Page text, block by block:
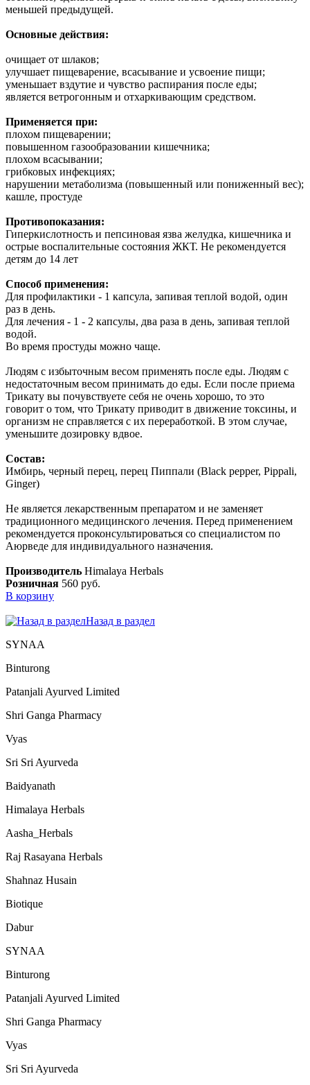
меньшей предыдущей.
Основные действия:
очищает от шлаков;
улучшает пищеварение, всасывание и усвоение пищи;
уменьшает вздутие и чувство распирания после еды;
является ветрогонным и отхаркивающим средством.
Применяется при:
плохом пищеварении;
повышенном газообразовании кишечника;
плохом всасывании;
грибковых инфекциях;
нарушении метаболизма (повышенный или пониженный вес);
кашле, простуде
Противопоказания:
Гиперкислотность и пепсиновая язва желудка, кишечника и
острые воспалительные состояния ЖКТ. Не рекомендуется
детям до 14 лет
Способ применения:
Для профилактики - 1 капсула, запивая теплой водой, один
раз в день.
Для лечения - 1 - 2 капсулы, два раза в день, запивая теплой
водой.
Во время простуды можно чаще.
Людям с избыточным весом применять после еды. Людям с
недостаточным весом принимать до еды. Если после приема
Трикату вы почувствуете себя не очень хорошо, то это
говорит о том, что Трикату приводит в движение токсины, и
организм не справляется с их переработкой. В этом случае,
уменьшите дозировку вдвое.
Состав:
Имбирь, черный перец, перец Пиппали (Black pepper, Pippali,
Ginger)
Не является лекарственным препаратом и не заменяет
традиционного медицинского лечения. Перед применением
рекомендуется проконсультироваться со специалистом по
Аюрведе для индивидуального назначения.
Производитель Himalaya Herbals
Розничная 560 руб.
В корзину
Назад в раздел
SYNAA
Binturong
Patanjali Ayurved Limited
Shri Ganga Pharmacy
Vyas
Sri Sri Ayurveda
Baidyanath
Himalaya Herbals
Aasha_Herbals
Raj Rasayana Herbals
Shahnaz Husain
Biotique
Dabur
SYNAA
Binturong
Patanjali Ayurved Limited
Shri Ganga Pharmacy
Vyas
Sri Sri Ayurveda